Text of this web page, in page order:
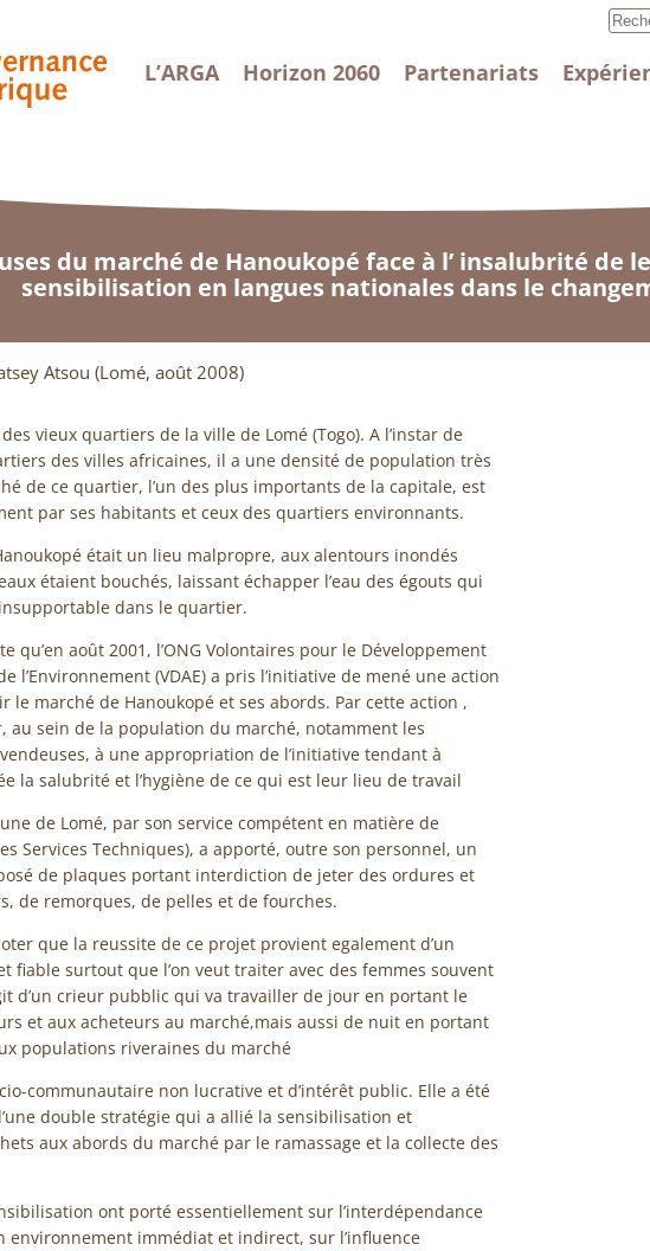
L’ARGA Horizon 2060 Partenariats
du marché de Hanoukopé face à l’ insalubrité de
sensibilisation en langues nationales dans le
Atsou (Lomé, août 2008)
des vieux quartiers de la ville de Lomé (Togo). A l’instar de
des villes africaines, il a une densité de population très
de ce quartier, l’un des plus importants de la capitale, est
par ses habitants et ceux des quartiers environnants.
était un lieu malpropre, aux alentours inondés
étaient bouchés, laissant échapper l’eau des égouts qui
dans le quartier.
qu’en août 2001, l’ONG Volontaires pour le Développement
l’Environnement (VDAE) a pris l’initiative de mené une action
le marché de Hanoukopé et ses abords. Par cette action ,
au sein de la population du marché, notamment les
à une appropriation de l’initiative tendant à
la salubrité et l’hygiène de ce qui est leur lieu de travail
de Lomé, par son service compétent en matière de
Services Techniques), a apporté, outre son personnel, un
de plaques portant interdiction de jeter des ordures et
de remorques, de pelles et de fourches.
que la reussite de ce projet provient egalement d’un
fiable surtout que l’on veut traiter avec des femmes souvent
d’un crieur pubblic qui va travailler de jour en portant le
et aux acheteurs au marché,mais aussi de nuit en portant
populations riveraines du marché
communautaire non lucrative et d’intérêt public. Elle a été
double stratégie qui a allié la sensibilisation et
aux abords du marché par le ramassage et la collecte des
ont porté essentiellement sur l’interdépendance
environnement immédiat et indirect, sur l’influence